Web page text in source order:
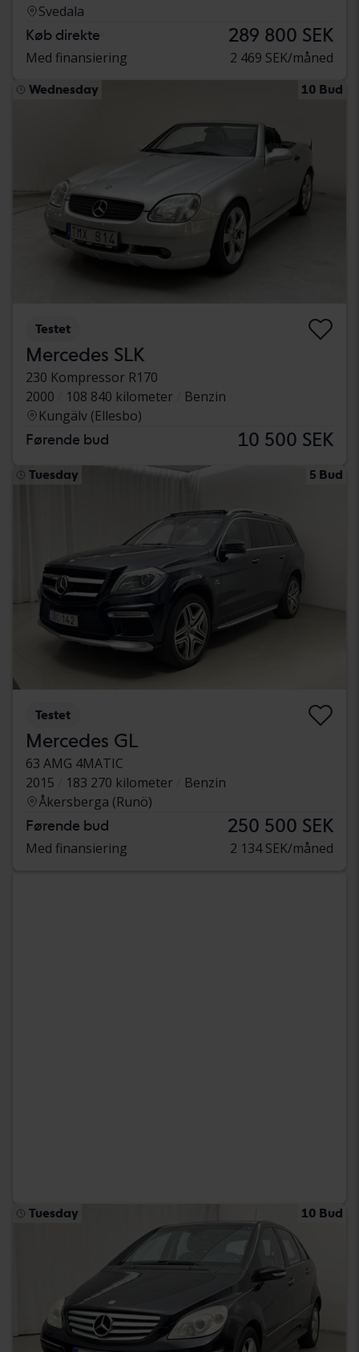
Svedala
Køb direkte 289 800 SEK
Med finansiering 2 469 SEK/måned
Wednesday 10 Bud
Testet
Mercedes SLK
230 Kompressor R170
2000
108 840 kilometer
Benzin
Kungälv (Ellesbo)
Førende bud 10 500 SEK
Tuesday 5 Bud
Testet
Mercedes GL
63 AMG 4MATIC
2015
183 270 kilometer
Benzin
Åkersberga (Runö)
Førende bud 250 500 SEK
Med finansiering 2 134 SEK/måned
Tuesday 10 Bud